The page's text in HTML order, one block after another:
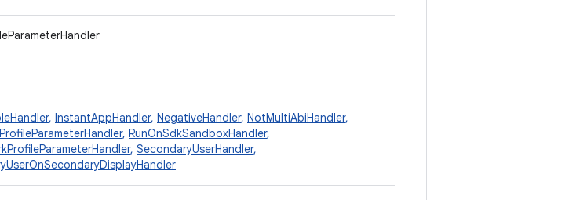
, InstantAppHandler, NegativeHandler, NotMultiAbiHandler,
, RunOnSdkSandboxHandler,
, SecondaryUserHandler,